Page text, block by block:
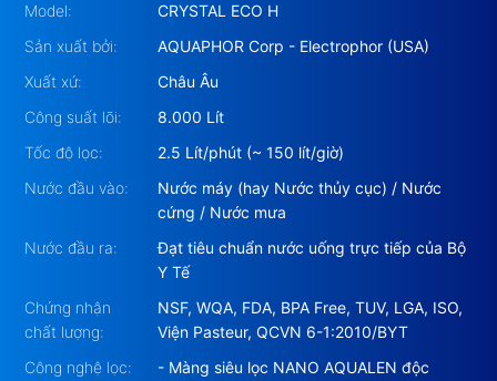
Model:
CRYSTAL ECO H
Sản xuất bởi:
AQUAPHOR Corp - Electrophor (USA)
Xuất xứ:
Châu Âu
Công suất lõi:
8.000 Lít
Tốc độ lọc:
2.5 Lít/phút (~ 150 lít/giờ)
Nước đầu vào:
Nước máy (hay Nước thủy cục) / Nước
cứng / Nước mưa
Nước đầu ra:
Đạt tiêu chuẩn nước uống trực tiếp của Bộ
Y Tế
Chứng nhận
chất lượng:
NSF, WQA, FDA, BPA Free, TUV, LGA, ISO,
Viện Pasteur, QCVN 6-1:2010/BYT
Công nghệ lọc:
- Màng siêu lọc NANO AQUALEN độc